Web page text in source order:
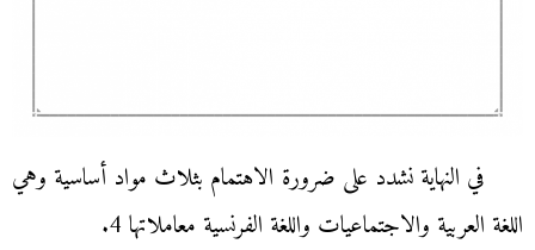
في النهاية نشدد على ضرورة الاهتمام بثلاث مواد أساسية وهي
اللغة العربية والاجتماعيات واللغة الفرنسية معاملاتها 4.